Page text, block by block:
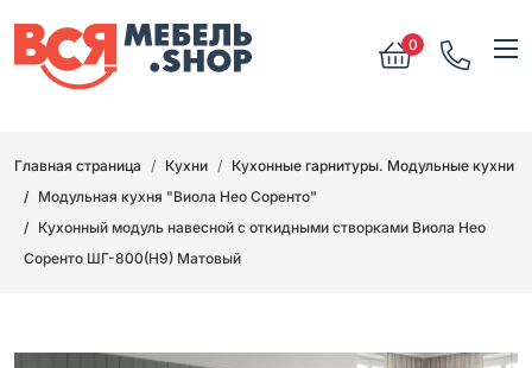
0
Главная страница Кухни
Кухонные гарнитуры. Модульные кухни
Модульная кухня "Виола Нео Соренто"
Кухонный модуль навесной с откидными створками Виола Нео
Соренто ШГ-800(Н9) Матовый